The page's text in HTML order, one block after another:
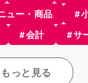
ュー・商品
会計
サ
開業
接客・販
雇用
和食
もっと見る